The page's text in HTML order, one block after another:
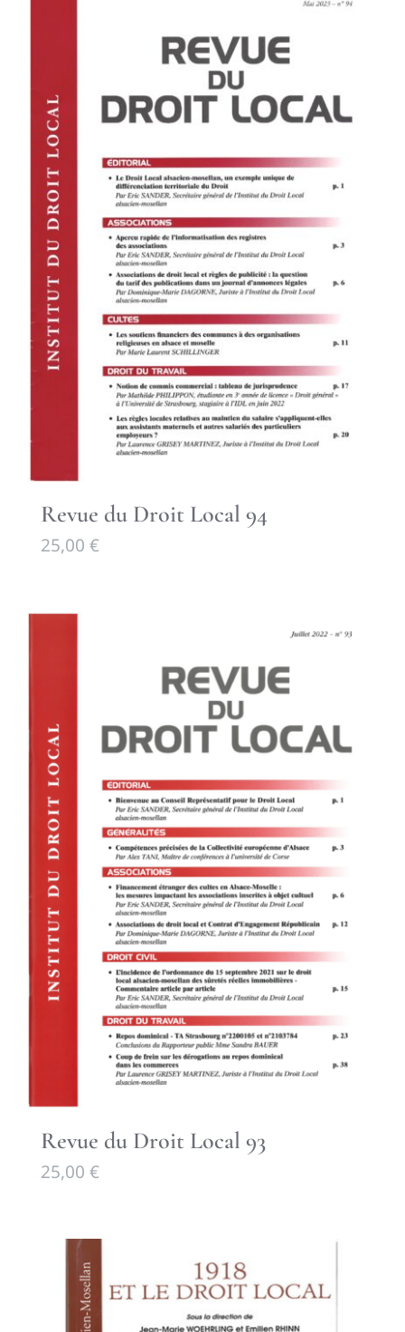
Revue du Droit Local 94
25,00 €
Revue du Droit Local 93
25,00 €